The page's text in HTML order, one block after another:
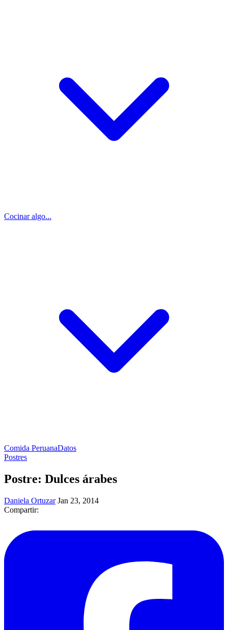
Cocinar algo...
Comida PeruanaDatos
Postres
Postre: Dulces árabes
Daniela Ortuzar Jan 23, 2014
Compartir: